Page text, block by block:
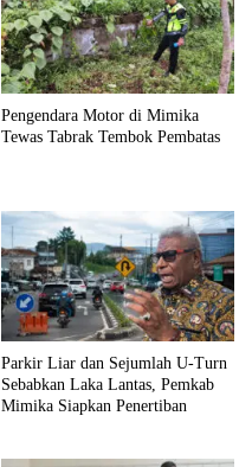
Pengendara Motor di Mimika
Tewas Tabrak Tembok Pembatas
Parkir Liar dan Sejumlah U-Turn
Sebabkan Laka Lantas, Pemkab
Mimika Siapkan Penertiban